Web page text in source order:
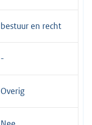
bestuur en recht
Overig